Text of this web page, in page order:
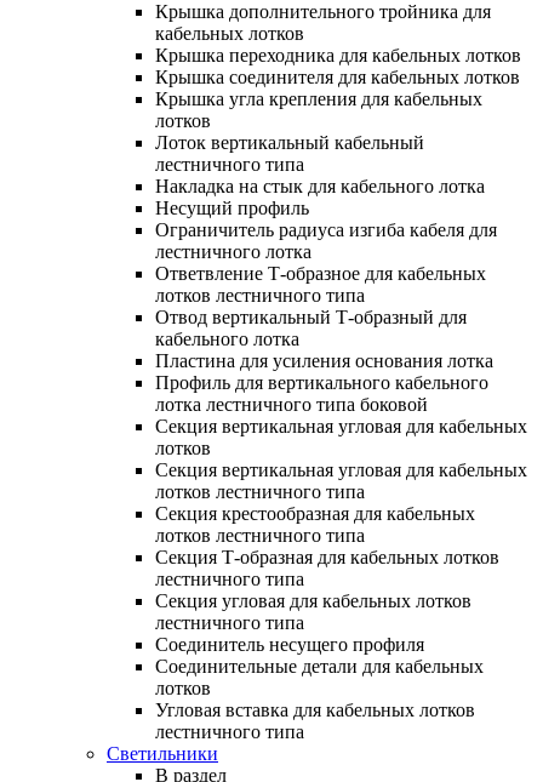
Крышка дополнительного тройника для
кабельных лотков
Крышка переходника для кабельных лотков
Крышка соединителя для кабельных лотков
Крышка угла крепления для кабельных
лотков
Лоток вертикальный кабельный
лестничного типа
Накладка на стык для кабельного лотка
Несущий профиль
Ограничитель радиуса изгиба кабеля для
лестничного лотка
Ответвление Т-образное для кабельных
лотков лестничного типа
Отвод вертикальный Т-образный для
кабельного лотка
Пластина для усиления основания лотка
Профиль для вертикального кабельного
лотка лестничного типа боковой
Секция вертикальная угловая для кабельных
лотков
Секция вертикальная угловая для кабельных
лотков лестничного типа
Секция крестообразная для кабельных
лотков лестничного типа
Секция Т-образная для кабельных лотков
лестничного типа
Секция угловая для кабельных лотков
лестничного типа
Соединитель несущего профиля
Соединительные детали для кабельных
лотков
Угловая вставка для кабельных лотков
лестничного типа
Светильники
В раздел